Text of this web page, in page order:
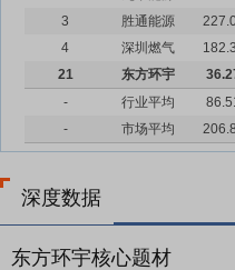
3
胜通能源
4
深圳燃气
21
东方环宇
-
行业平均
-
市场平均
深度数据
东方环宇核心题材